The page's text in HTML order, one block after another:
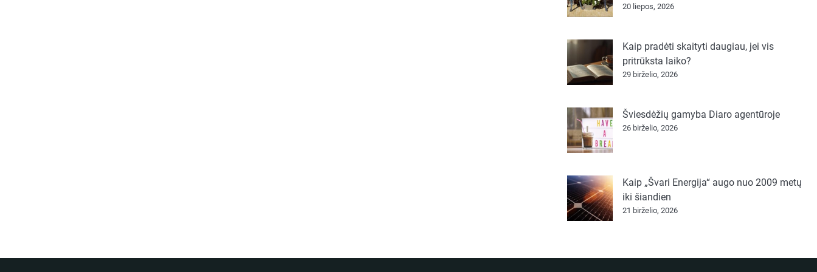
20 liepos, 2026
Kaip pradėti skaityti daugiau, jei vis
pritrūksta laiko?
29 birželio, 2026
Šviesdėžių gamyba Diaro agentūroje
26 birželio, 2026
Kaip „Švari Energija“ augo nuo 2009 metų
iki šiandien
21 birželio, 2026